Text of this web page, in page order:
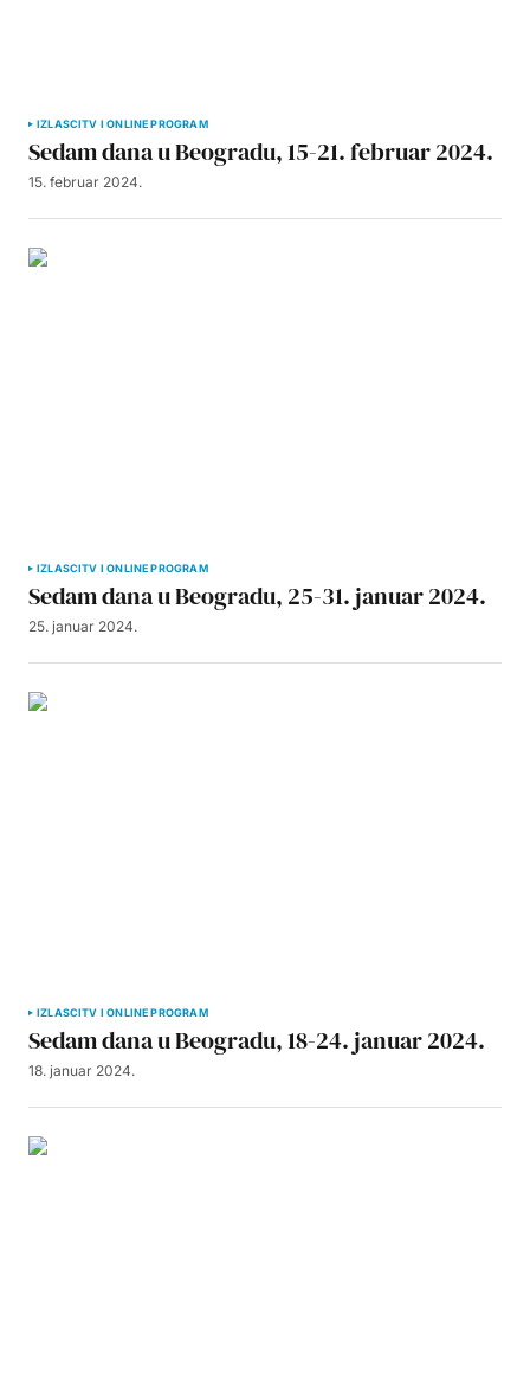
IZLASCITV I ONLINE PROGRAM
Sedam dana u Beogradu, 15-21. februar 2024.
15. februar 2024.
IZLASCITV I ONLINE PROGRAM
Sedam dana u Beogradu, 25-31. januar 2024.
25. januar 2024.
IZLASCITV I ONLINE PROGRAM
Sedam dana u Beogradu, 18-24. januar 2024.
18. januar 2024.